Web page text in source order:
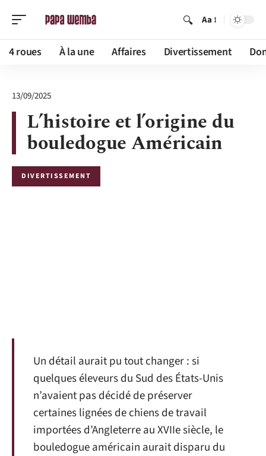
Aa
4 roues À la une Affaires Divertissement
13/09/2025
L’histoire et l’origine du
bouledogue Américain
DIVERTISSEMENT
Un détail aurait pu tout changer : si
quelques éleveurs du Sud des États-Unis
n’avaient pas décidé de préserver
certaines lignées de chiens de travail
importées d’Angleterre au XVIIe siècle, le
bouledogue américain aurait disparu du